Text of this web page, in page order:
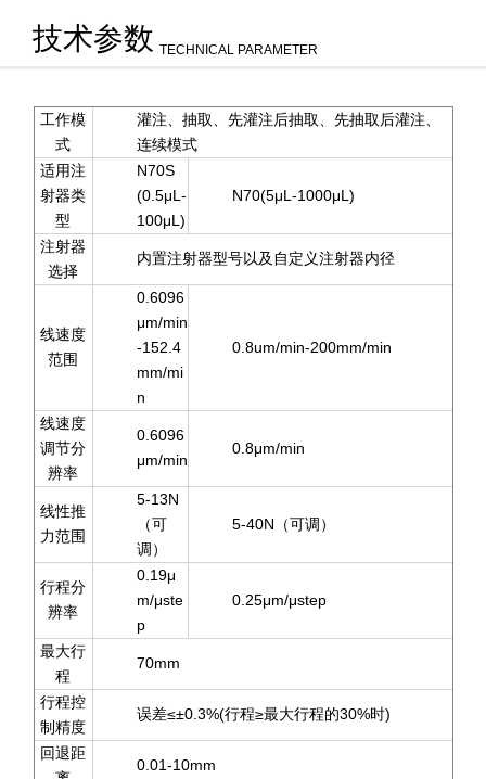
技术参数 TECHNICAL PARAMETER
工作模
式
灌注、抽取、先灌注后抽取、先抽取后灌注、
连续模式
适用注
射器类
型
N70S
(0.5μL-
100μL)
N70(5μL-1000μL)
注射器
选择
内置注射器型号以及自定义注射器内径
线速度
范围
0.6096
μm/min
-152.4
mm/mi
n
0.8um/min-200mm/min
线速度
调节分
辨率
0.6096
μm/min
0.8μm/min
线性推
力范围
5-13N
（可
调）
5-40N（可调）
行程分
辨率
0.19μ
m/μste
p
0.25μm/μstep
最大行
程
70mm
行程控
制精度
误差≤±0.3%(行程≥最大行程的30%时)
回退距
0.01-10mm